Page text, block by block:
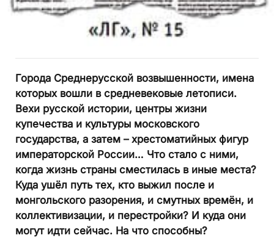
Города Среднерусской возвышенности, имена
которых вошли в средневековые летописи.
Вехи русской истории, центры жизни
купечества и культуры московского
государства, а затем – хрестоматийных фигур
императорской России… Что стало с ними,
когда жизнь страны сместилась в иные места?
Куда ушёл путь тех, кто выжил после и
монгольского разорения, и смутных времён, и
коллективизации, и перестройки? И куда они
могут идти сейчас. На что способны?